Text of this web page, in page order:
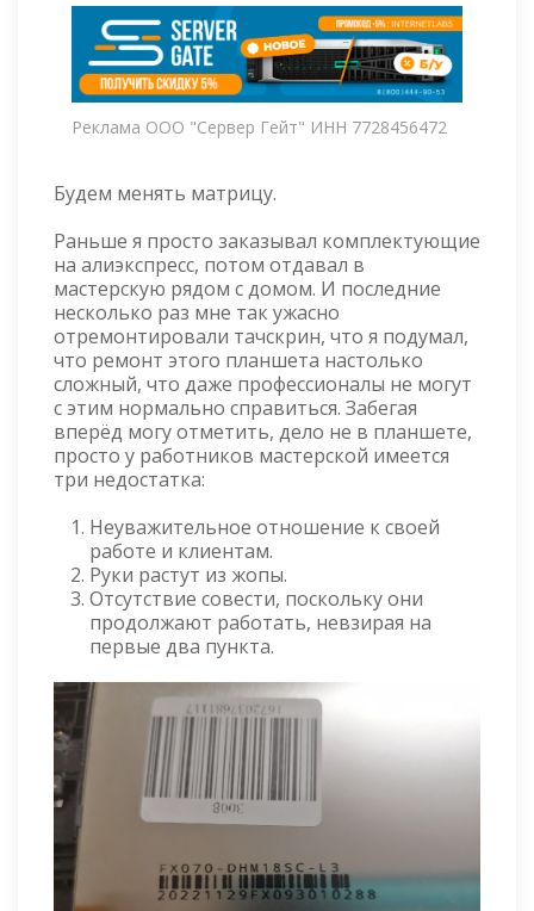
Реклама ООО "Сервер Гейт" ИНН 7728456472
Будем менять матрицу.
Раньше я просто заказывал комплектующие
на алиэкспресс, потом отдавал в
мастерскую рядом с домом. И последние
несколько раз мне так ужасно
отремонтировали тачскрин, что я подумал,
что ремонт этого планшета настолько
сложный, что даже профессионалы не могут
с этим нормально справиться. Забегая
вперёд могу отметить, дело не в планшете,
просто у работников мастерской имеется
три недостатка:
Неуважительное отношение к своей
работе и клиентам.
Руки растут из жопы.
Отсутствие совести, поскольку они
продолжают работать, невзирая на
первые два пункта.